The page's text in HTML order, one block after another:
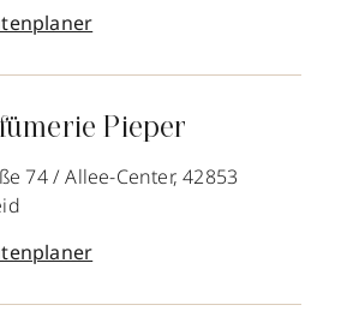
Pieper
74 / Allee-Center, 42853